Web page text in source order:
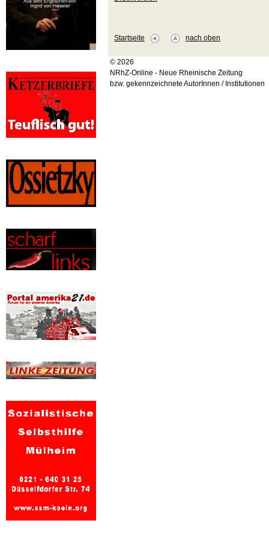
Startseite nach oben
© 2026
NRhZ-Online - Neue Rheinische Zeitung
bzw. gekennzeichnete AutorInnen / Institutionen